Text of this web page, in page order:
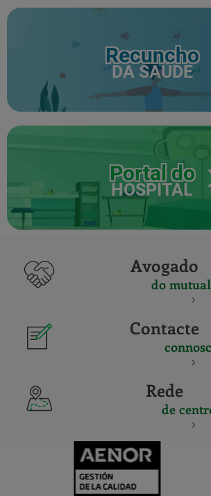
Recuncho
DA SAÚDE
Portal do
HOSPITAL
Avogado
do
Contacte
Rede
de